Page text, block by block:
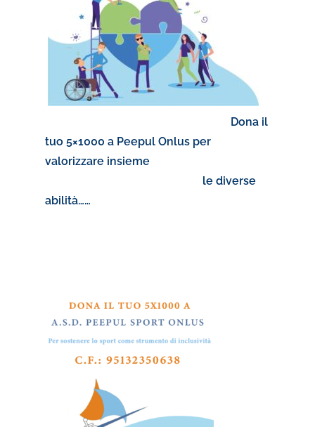
Dona il
tuo 5×1000 a Peepul Onlus per
valorizzare insieme
le diverse
abilità……